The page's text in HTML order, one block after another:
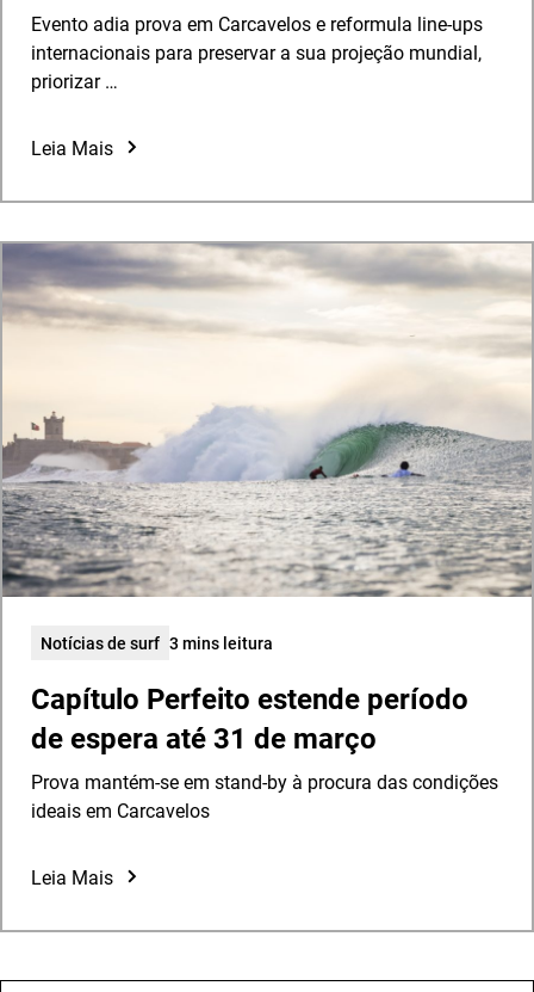
Evento adia prova em Carcavelos e reformula line-ups
internacionais para preservar a sua projeção mundial,
priorizar …
Leia Mais
Notícias de surf 3 mins leitura
Capítulo Perfeito estende período
de espera até 31 de março
Prova mantém-se em stand-by à procura das condições
ideais em Carcavelos
Leia Mais